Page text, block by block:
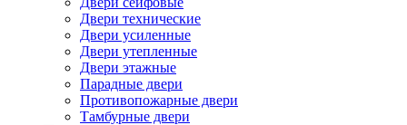
Двери технические
Двери усиленные
Двери утепленные
Двери этажные
Парадные двери
Противопожарные двери
Тамбурные двери